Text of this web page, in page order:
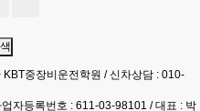
중장비운전학원 / 신차상담 : 010-
자등록번호 : 611-03-98101 / 대표 : 박